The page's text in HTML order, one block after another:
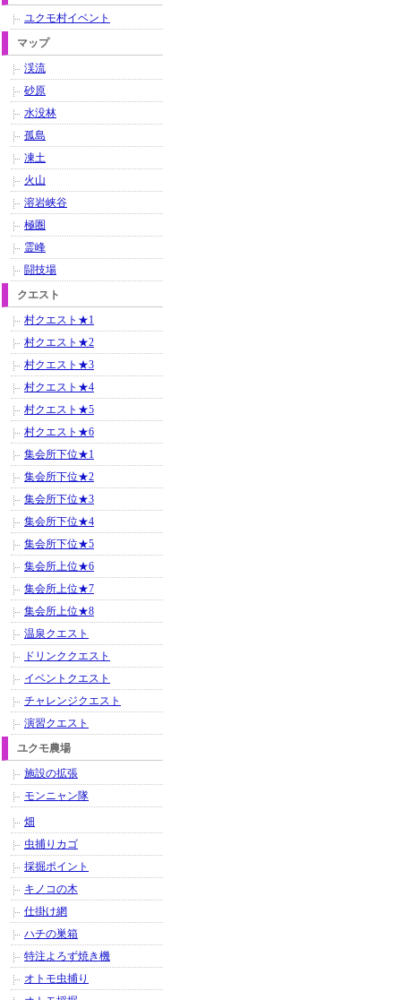
ユクモ村イベント
マップ
渓流
砂原
水没林
孤島
凍土
火山
溶岩峡谷
極圏
霊峰
闘技場
クエスト
村クエスト★1
村クエスト★2
村クエスト★3
村クエスト★4
村クエスト★5
村クエスト★6
集会所下位★1
集会所下位★2
集会所下位★3
集会所下位★4
集会所下位★5
集会所上位★6
集会所上位★7
集会所上位★8
温泉クエスト
ドリンククエスト
イベントクエスト
チャレンジクエスト
演習クエスト
ユクモ農場
施設の拡張
モンニャン隊
畑
虫捕りカゴ
採掘ポイント
キノコの木
仕掛け網
ハチの巣箱
特注よろず焼き機
オトモ虫捕り